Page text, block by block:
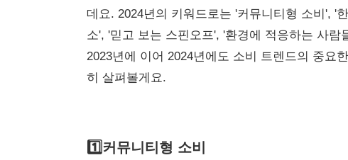
데요. 2024년의 키워드로는 '커뮤니티형 소비', '
소', '믿고 보는 스핀오프', '환경에 적응하는 사
2023년에 이어 2024년에도 소비 트렌드의 중요
히 살펴볼게요.
1️⃣커뮤니티형 소비